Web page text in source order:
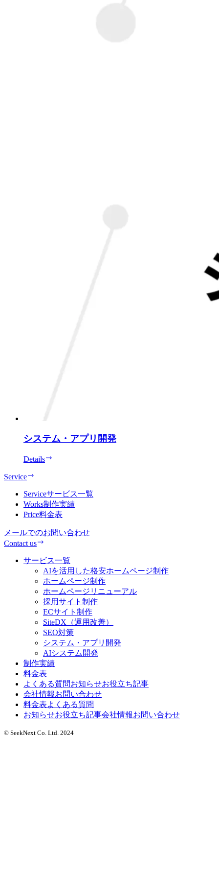
システム・アプリ開発
Details
Service
Serviceサービス一覧
Works制作実績
Price料金表
メールでのお問い合わせ
Contact us
サービス一覧
AIを活用した格安ホームページ制作
ホームページ制作
ホームページリニューアル
採用サイト制作
ECサイト制作
SiteDX（運用改善）
SEO対策
システム・アプリ開発
AIシステム開発
制作実績
料金表
よくある質問お知らせお役立ち記事
会社情報お問い合わせ
料金表よくある質問
お知らせお役立ち記事会社情報お問い合わせ
© SeekNext Co. Ltd. 2024